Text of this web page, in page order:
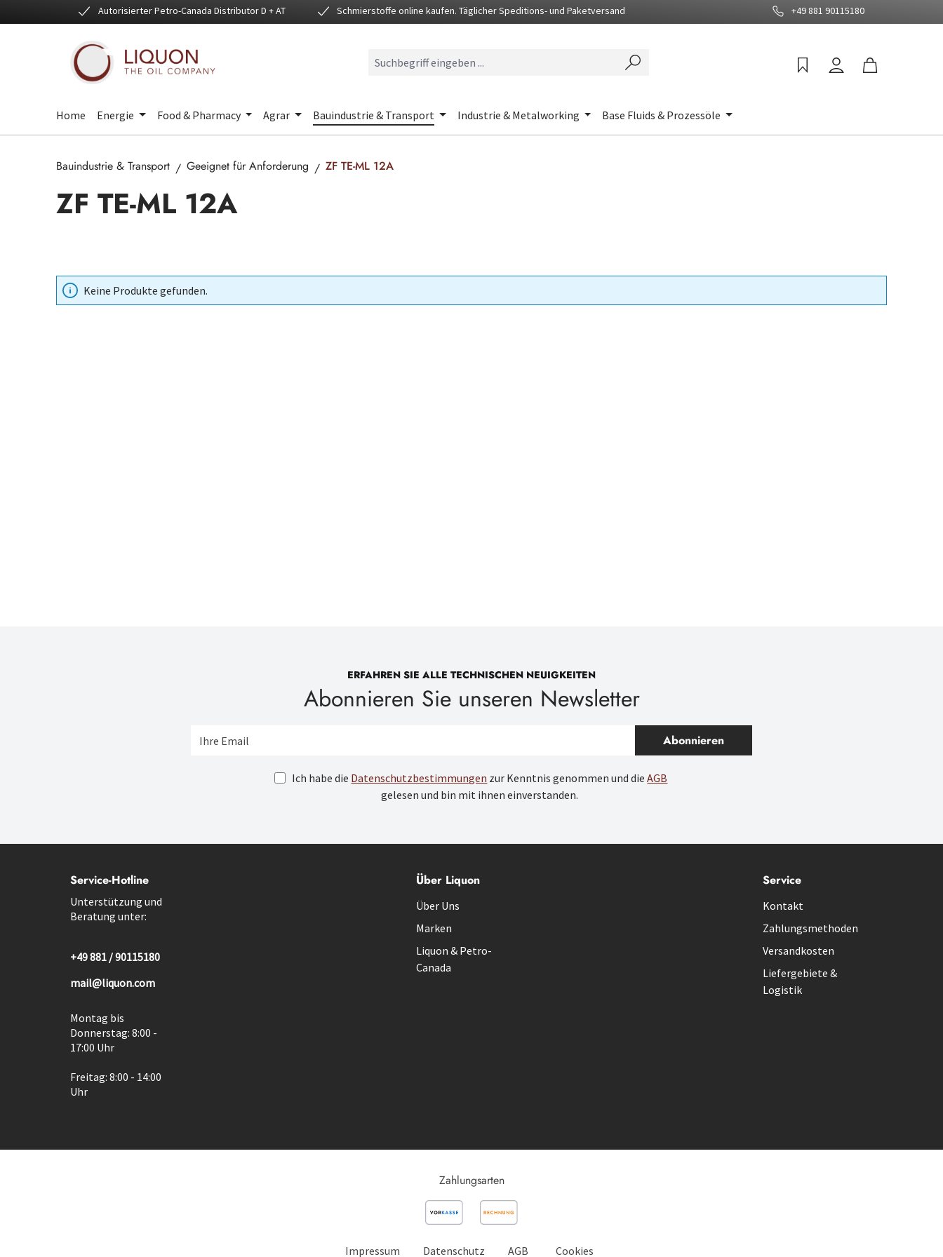
Hauptinhalt springen
Zur Suche springen
Zur Hauptnavigation springenAutorisierter Petro-Canada Distributor D + AT Schmierstoffe online kaufen. Täglicher Speditions- und Paketversand +49 881 90115180
Home Energie Food & Pharmacy Agrar Bauindustrie & Transport Industrie & Metalworking Base Fluids & Prozessöle
Bauindustrie & Transport Geeignet für Anforderung ZF TE-ML 12A
ZF TE-ML 12A
Keine Produkte gefunden.
ERFAHREN SIE ALLE TECHNISCHEN NEUIGKEITEN
Abonnieren Sie unseren Newsletter
Abonnieren
Ich habe die Datenschutzbestimmungen zur Kenntnis genommen und dieAGB
gelesen und bin mit ihnen einverstanden.
Service-Hotline
Unterstützung und
Beratung unter:
+49 881 / 90115180
mail@liquon.com
Montag bis
Donnerstag: 8:00 -
17:00 Uhr
Freitag: 8:00 - 14:00
Uhr
Über Liquon
Über Uns
Marken
Liquon & Petro-
Canada
Service
Kontakt
Zahlungsmethoden
Versandkosten
Liefergebiete &
Logistik
Zahlungsarten
Impressum Datenschutz AGB Cookies